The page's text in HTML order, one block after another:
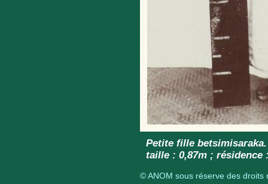
Petite fille
taille : 0,87m ; résidence
© ANOM sous réserve des